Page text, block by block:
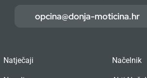
opcina@donja-moticina.hr
Natječaji Načelnik